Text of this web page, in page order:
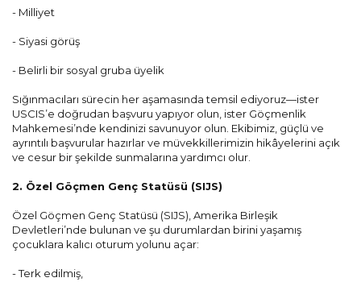
- Milliyet
- Siyasi görüş
- Belirli bir sosyal gruba üyelik
Sığınmacıları sürecin her aşamasında temsil ediyoruz—ister
USCIS’e doğrudan başvuru yapıyor olun, ister Göçmenlik
Mahkemesi’nde kendinizi savunuyor olun. Ekibimiz, güçlü ve
ayrıntılı başvurular hazırlar ve müvekkillerimizin hikâyelerini açık
ve cesur bir şekilde sunmalarına yardımcı olur.
2. Özel Göçmen Genç Statüsü (SIJS)
Özel Göçmen Genç Statüsü (SIJS), Amerika Birleşik
Devletleri’nde bulunan ve şu durumlardan birini yaşamış
çocuklara kalıcı oturum yolunu açar:
- Terk edilmiş,